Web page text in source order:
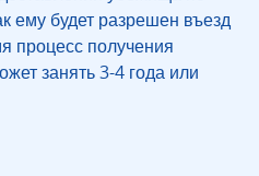
ему будет разрешен въезд
получения
занять 3-4 года или